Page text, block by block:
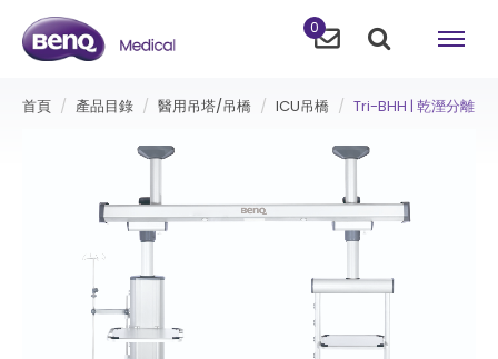
0
首頁 產品目錄 醫用吊塔/吊橋 ICU吊橋 Tri-BHH | 乾溼分離吊